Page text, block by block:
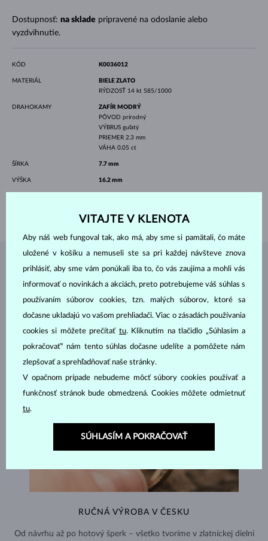
Dostupnosť: na sklade pripravené na odoslanie alebo
vyzdvihnutie.
KÓD K0036012
MATERIÁL
BIELE ZLATO
RÝDZOSŤ 14 kt 585/1000
DRAHOKAMY
ZAFÍR MODRÝ
PÔVOD prírodný
VÝBRUS guľatý
PRIEMER 2.3 mm
VÁHA 0.05 ct
ŠÍRKA 7.7 mm
VÝŠKA 16.2 mm
ŠPERKY ZATELIÉRU KLENOTA
RUČNÁ VÝROBA V ČESKU
Od návrhu až po hotový šperk – všetko tvoríme v zlatníckej dielni
VITAJTE V KLENOTA
Aby náš web fungoval tak, ako má, aby sme si pamätali, čo máte
uložené v košíku a nemuseli ste sa pri každej návšteve znova
prihlásiť, aby sme vám ponúkali iba to, čo vás zaujíma a mohli vás
informovať o novinkách a akciách, preto potrebujeme váš súhlas s
používaním súborov cookies, tzn. malých súborov, ktoré sa
dočasne ukladajú vo vašom prehliadači. Viac o zásadách používania
cookies si môžete prečítať tu. Kliknutím na tlačidlo „Súhlasím a
pokračovať“ nám tento súhlas dočasne udelíte a pomôžete nám
zlepšovať a sprehľadňovať naše stránky.
V opačnom prípade nebudeme môcť súbory cookies používať a
funkčnosť stránok bude obmedzená. Cookies môžete odmietnuť
tu.
SÚHLASÍM A POKRAČOVAŤ